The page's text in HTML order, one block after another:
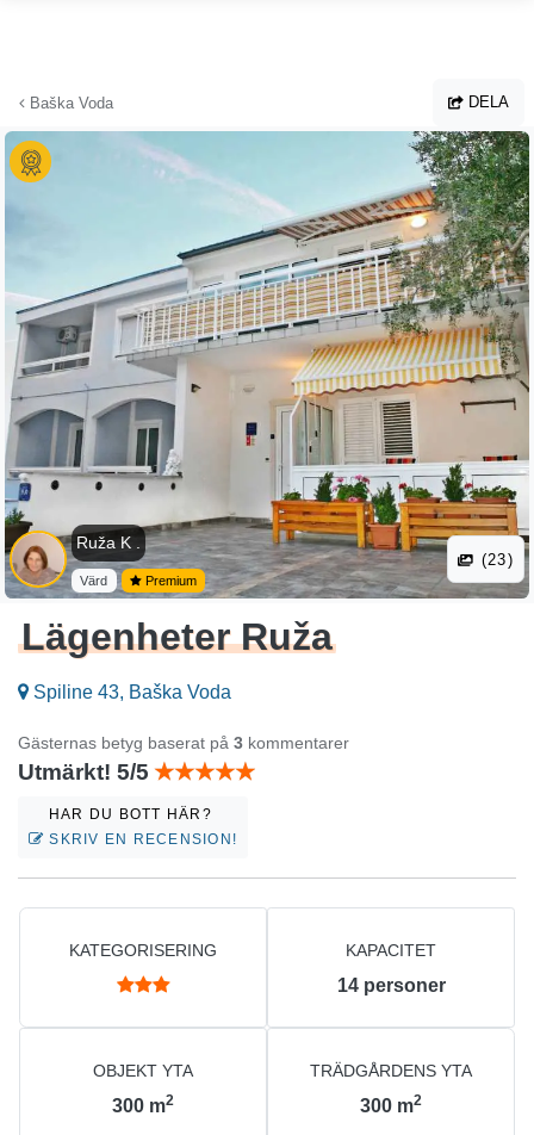
Baška Voda DELA
Ruža K .
Värd Premium
(23)
Lägenheter Ruža
Spiline 43, Baška Voda
Gästernas betyg baserat på 3 kommentarer
Utmärkt! 5/5
HAR DU BOTT HÄR?
SKRIV EN RECENSION!
KATEGORISERING KAPACITET
14 personer
OBJEKT YTA
300 m2
TRÄDGÅRDENS YTA
300 m2